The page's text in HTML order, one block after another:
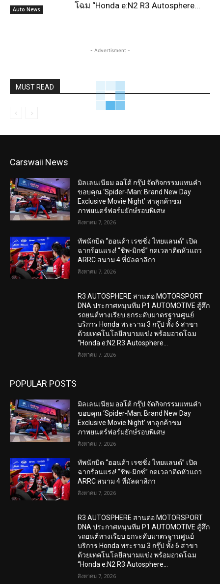
Auto News
โฉม “Honda e:N2 R3 Autosphere...
- Advertisment -
MUST READ
Carswaii News
มิลเลนเนียม ออโต้ กรุ๊ป จัดกิจกรรมแทนคำ
ขอบคุณ ‘Spider-Man: Brand New Day
Exclusive Movie Night’ พาลูกค้าชม
ภาพยนตร์ฟอร์มยักษ์รอบพิเศษ
สิงหาคม 7, 2026
ทัพนักบิด “ฮอนด้า เรซซิ่ง ไทยแลนด์” เปิด
ฉากร้อนแรง! “ชิพ-มิกซ์” กดเวลาติดหัวแถว
ARRC สนาม 4 ที่มัลดาลิกา
สิงหาคม 7, 2026
R3 AUTOSPHERE สานต่อ MOTORSPORT
DNA ประกาศหนุนทีม P1 AUTOMOTIVE สู้ศึก
รถยนต์ทางเรียบ ยกระดับมาตรฐานศูนย์
บริการ Honda พระราม 3 กรุ๊ป ทั้ง 6 สาขา
ด้วยเทคโนโลยีสนามแข่ง พร้อมอวดโฉม
“Honda e:N2 R3 Autosphere...
สิงหาคม 7, 2026
POPULAR POSTS
มิลเลนเนียม ออโต้ กรุ๊ป จัดกิจกรรมแทนคำ
ขอบคุณ ‘Spider-Man: Brand New Day
Exclusive Movie Night’ พาลูกค้าชม
ภาพยนตร์ฟอร์มยักษ์รอบพิเศษ
สิงหาคม 7, 2026
ทัพนักบิด “ฮอนด้า เรซซิ่ง ไทยแลนด์” เปิด
ฉากร้อนแรง! “ชิพ-มิกซ์” กดเวลาติดหัวแถว
ARRC สนาม 4 ที่มัลดาลิกา
สิงหาคม 7, 2026
R3 AUTOSPHERE สานต่อ MOTORSPORT
DNA ประกาศหนุนทีม P1 AUTOMOTIVE สู้ศึก
รถยนต์ทางเรียบ ยกระดับมาตรฐานศูนย์
บริการ Honda พระราม 3 กรุ๊ป ทั้ง 6 สาขา
ด้วยเทคโนโลยีสนามแข่ง พร้อมอวดโฉม
“Honda e:N2 R3 Autosphere...
สิงหาคม 7, 2026